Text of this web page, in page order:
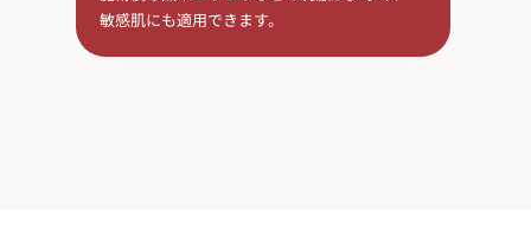
敏感肌にも適用できます。